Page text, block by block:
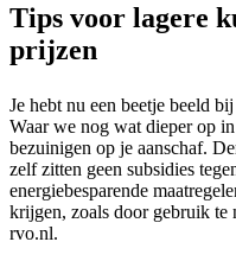
Tips voor lagere
prijzen
Je hebt nu een beetje beeld
Waar we nog wat dieper op
bezuinigen op je aanschaf.
zelf zitten geen subsidies
energiebesparende
krijgen, zoals door gebruik te
rvo.nl.